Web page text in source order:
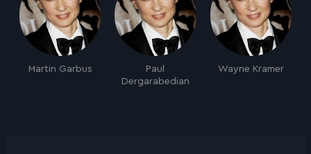
Martin Garbus
Paul
Dergarabedian
Wayne Kramer